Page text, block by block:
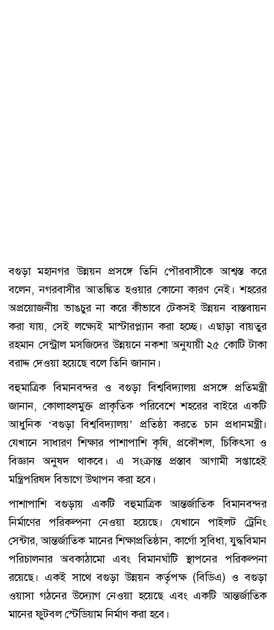
বগুড়া মহানগর উন্নয়ন প্রসঙ্গে তিনি পৌরবাসীকে আশ্বস্ত করে
বলেন, নগরবাসীর আতঙ্কিত হওয়ার কোনো কারণ নেই। শহরের
অপ্রয়োজনীয় ভাঙচুর না করে কীভাবে টেকসই উন্নয়ন বাস্তবায়ন
করা যায়, সেই লক্ষ্যেই মাস্টারপ্ল্যান করা হচ্ছে। এছাড়া বায়তুর
রহমান সেন্ট্রাল মসজিদের উন্নয়নে নকশা অনুযায়ী ২৫ কোটি টাকা
বরাদ্দ দেওয়া হয়েছে বলে তিনি জানান।
বহুমাত্রিক বিমানবন্দর ও বগুড়া বিশ্ববিদ্যালয় প্রসঙ্গে প্রতিমন্ত্রী
জানান, কোলাহলমুক্ত প্রাকৃতিক পরিবেশে শহরের বাইরে একটি
আধুনিক ‘বগুড়া বিশ্ববিদ্যালয়’ প্রতিষ্ঠা করতে চান প্রধানমন্ত্রী।
যেখানে সাধারণ শিক্ষার পাশাপাশি কৃষি, প্রকৌশল, চিকিৎসা ও
বিজ্ঞান অনুষদ থাকবে। এ সংক্রান্ত প্রস্তাব আগামী সপ্তাহেই
মন্ত্রিপরিষদ বিভাগে উত্থাপন করা হবে।
পাশাপাশি বগুড়ায় একটি বহুমাত্রিক আন্তর্জাতিক বিমানবন্দর
নির্মাণের পরিকল্পনা নেওয়া হয়েছে। যেখানে পাইলট ট্রেনিং
সেন্টার, আন্তর্জাতিক মানের শিক্ষাপ্রতিষ্ঠান, কার্গো সুবিধা, যুদ্ধবিমান
পরিচালনার অবকাঠামো এবং বিমানঘাঁটি স্থাপনের পরিকল্পনা
রয়েছে। একই সাথে বগুড়া উন্নয়ন কর্তৃপক্ষ (বিডিএ) ও বগুড়া
ওয়াসা গঠনের উদ্যোগ নেওয়া হয়েছে এবং একটি আন্তর্জাতিক
মানের ফুটবল স্টেডিয়াম নির্মাণ করা হবে।